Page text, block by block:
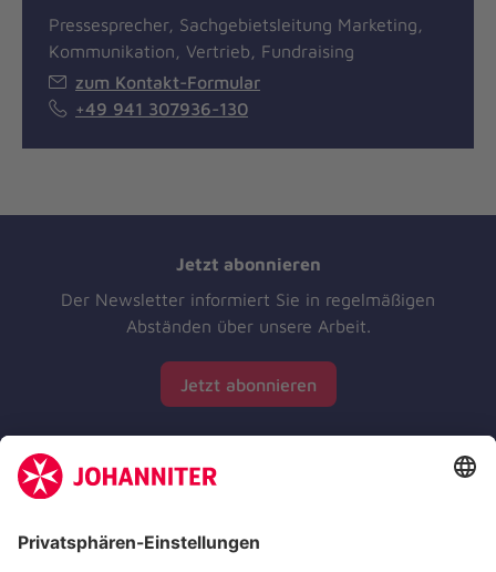
Pressesprecher, Sachgebietsleitung Marketing,
Kommunikation, Vertrieb, Fundraising
zum Kontakt-Formular
+49 941 307936-130
Jetzt abonnieren
Der Newsletter informiert Sie in regelmäßigen
Abständen über unsere Arbeit.
Jetzt abonnieren
Zertifizierung der Johanniter-Unfall-Hilfe e.V.